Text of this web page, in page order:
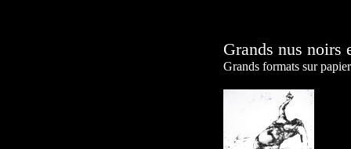
Grands nus noirs
Grands formats sur